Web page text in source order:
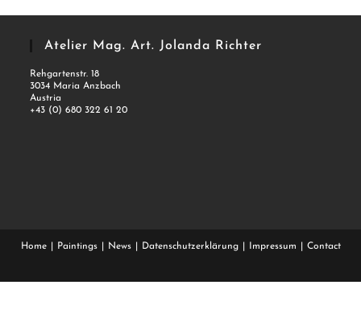
Atelier Mag. Art. Jolanda Richter
Rehgartenstr. 18
3034 Maria Anzbach
Austria
+43 (0) 680 322 61 20
Home Paintings News Datenschutzerklärung Impressum Contact